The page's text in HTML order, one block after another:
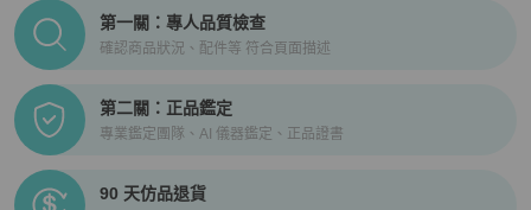
PopChill拍拍圈正品驗證、安心購檢驗流程介紹
第一關：專人品質檢查
確認商品狀況、配件等 符合頁面描述
第二關：正品鑑定
專業鑑定團隊、AI 儀器鑑定、正品證書
90 天仿品退貨